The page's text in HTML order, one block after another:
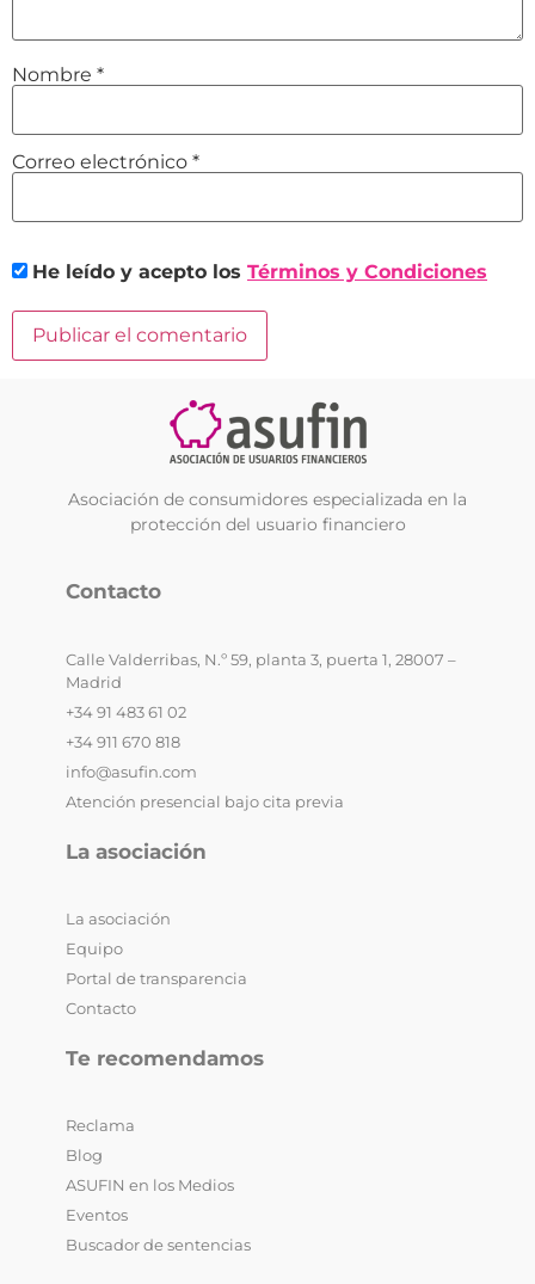
Nombre *
Correo electrónico *
He leído y acepto los Términos y Condiciones
Asociación de consumidores especializada en la
protección del usuario financiero
Contacto
Calle Valderribas, N.º 59, planta 3, puerta 1, 28007 –
Madrid
+34 91 483 61 02
+34 911 670 818
info@asufin.com
Atención presencial bajo cita previa
La asociación
La asociación
Equipo
Portal de transparencia
Contacto
Te recomendamos
Reclama
Blog
ASUFIN en los Medios
Eventos
Buscador de sentencias